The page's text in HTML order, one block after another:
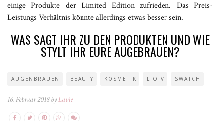
einige Produkte der Limited Edition zufrieden. Das Preis-
Leistungs Verhältnis könnte allerdings etwas besser sein.
WAS SAGT IHR ZU DEN PRODUKTEN UND WIE
STYLT IHR EURE AUGEBRAUEN?
AUGENBRAUEN BEAUTY KOSMETIK L.O.V SWATCH
16. Februar 2018 byLavie